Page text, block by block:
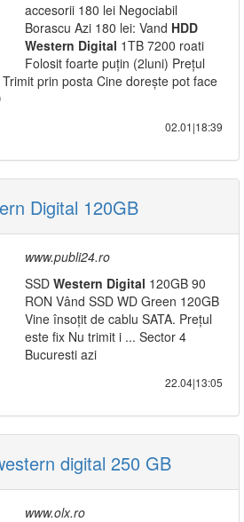
accesorii 180 lei Negociabil
Borascu Azi 180 lei: Vand HDD
Western Digital 1TB 7200 roati
Folosit foarte puțin (2luni) Prețul
prin posta Cine dorește pot face
02.01|18:39
Digital 120GB
www.publi24.ro
SSD Western Digital 120GB 90
RON Vând SSD WD Green 120GB
Vine însoțit de cablu SATA. Prețul
este fix Nu trimit i ... Sector 4
Bucuresti azi
22.04|13:05
digital 250 GB
www.olx.ro